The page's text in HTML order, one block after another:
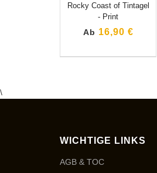
Rocky Coast of Tintagel
- Print
Ab 16,90 €
\
WICHTIGE LINKS
AGB & TOC